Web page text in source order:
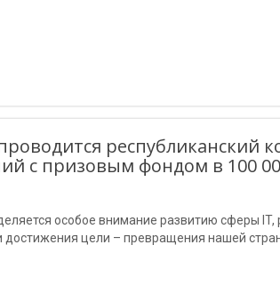
республиканский
с призовым фондом в 100
особое внимание развитию сферы
цели – превращения нашей